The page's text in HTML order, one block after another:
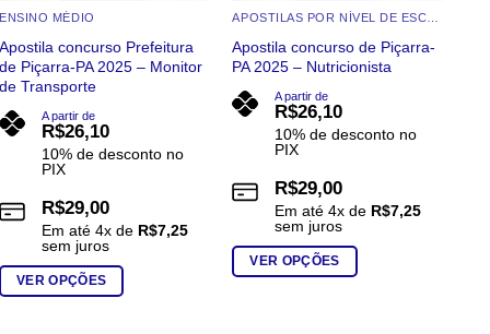
ENSINO MÉDIO
Apostila concurso Prefeitura
de Piçarra-PA 2025 – Monitor
de Transporte
A partir de
R$26,10
10% de desconto no
PIX
R$29,00
Em até4x de R$7,25
sem juros
VER OPÇÕES
Apostila concurso de Piçarra-
PA 2025 – Nutricionista
A partir de
R$26,10
10% de desconto no
PIX
R$29,00
Em até4x de R$7,25
sem juros
VER OPÇÕES